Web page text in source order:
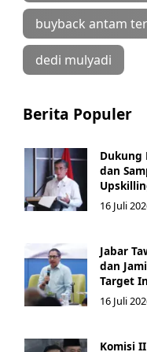
buyback antam
dedi mulyadi
Berita Populer
Dukung
dan
16 Juli
Jabar
dan
Target
16 Juli
Komisi